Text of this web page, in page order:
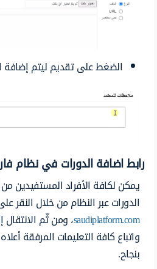
الضغط على تقديم ليتم إضافة
رابط اضافة الدورات في نظام
يمكن لكافة الأفراد المستفيدين
الدورات عبر النظام من خلال النقر
saudiplatform.com، ومن ثّم
واتباع كافة التعليمات المرفقة
بنجاح.